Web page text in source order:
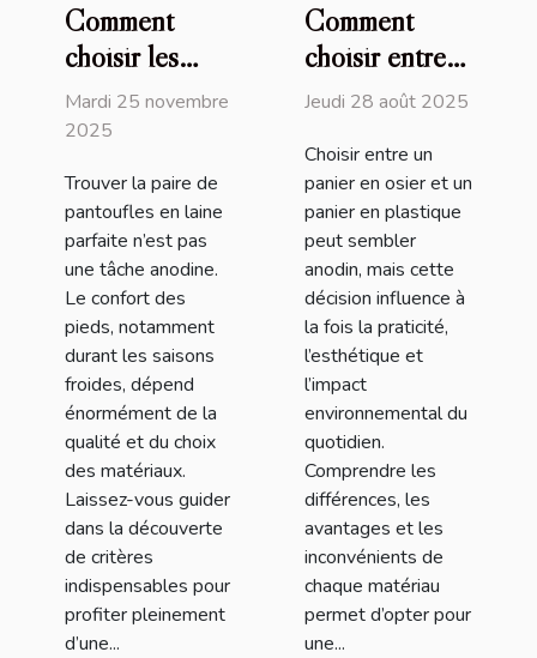
Comment
choisir les
meilleures
pantoufles en
confort
optimal ?
Mardi 25 novembre
2025
Trouver la paire de
pantoufles en laine
parfaite n’est pas
une tâche anodine.
Le confort des
pieds, notamment
durant les saisons
froides, dépend
énormément de la
qualité et du choix
des matériaux.
Laissez-vous guider
dans la découverte
de critères
indispensables pour
profiter pleinement
d’une...
Comment
choisir entre
un panier en
panier en
plastique ?
Jeudi 28 août 2025
Choisir entre un
panier en osier et un
panier en plastique
peut sembler
anodin, mais cette
décision influence à
la fois la praticité,
l’esthétique et
l’impact
environnemental du
quotidien.
Comprendre les
différences, les
avantages et les
inconvénients de
chaque matériau
permet d’opter pour
une...